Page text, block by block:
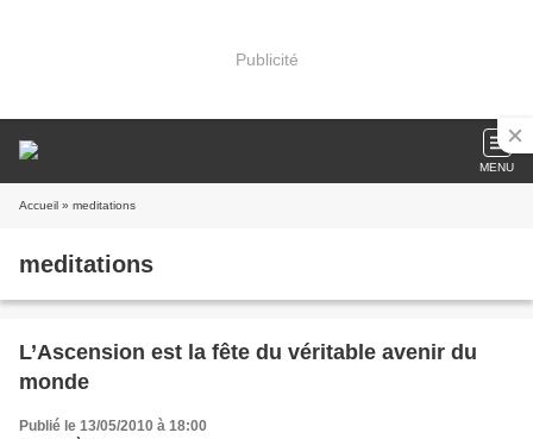
Publicité
MENU
Accueil » meditations
meditations
L’Ascension est la fête du véritable avenir du
monde
Publié le 13/05/2010 à 18:00